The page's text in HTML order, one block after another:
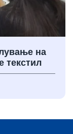
на
текстил